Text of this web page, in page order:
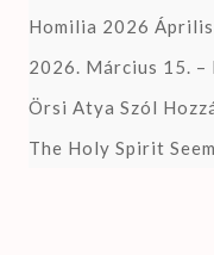
Homilia 2026
2026. Március 15. –
Örsi Atya Szól
The Holy Spirit